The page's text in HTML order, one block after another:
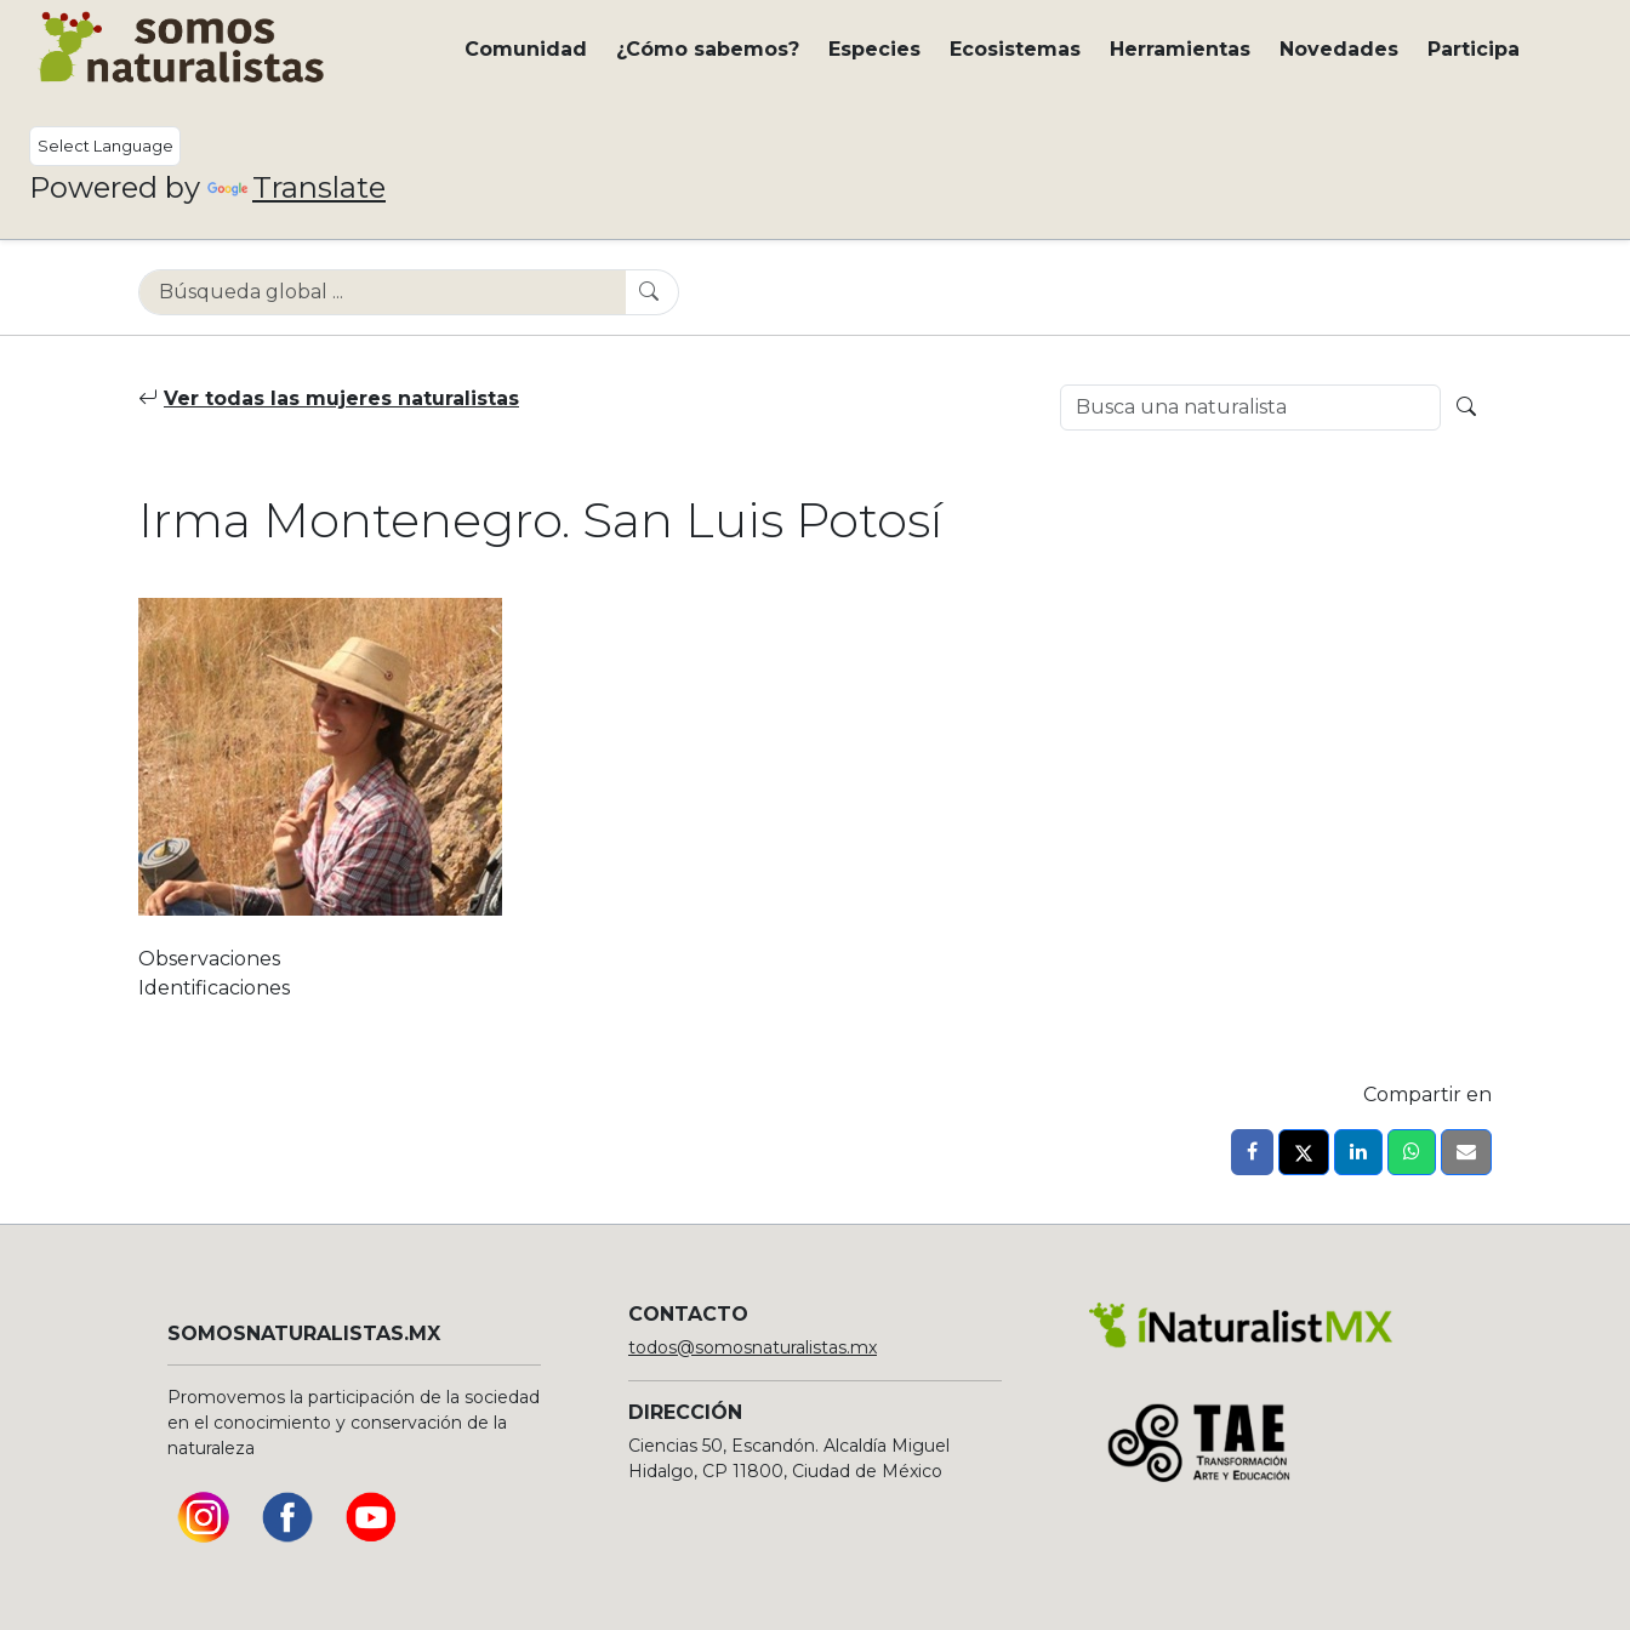
Comunidad ¿Cómo sabemos? Especies Ecosistemas Herramientas Novedades Participa
Powered by Translate
Ver todas las mujeres naturalistas
Irma Montenegro. San Luis Potosí
Observaciones
Identificaciones
Compartir en
SOMOSNATURALISTAS.MX
Promovemos la participación de la sociedad
en el conocimiento y conservación de la
naturaleza
CONTACTO
todos@somosnaturalistas.mx
DIRECCIÓN
Ciencias 50, Escandón. Alcaldía Miguel
Hidalgo, CP 11800, Ciudad de México